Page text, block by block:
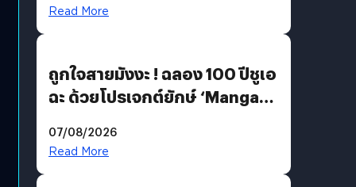
Read More
ถูกใจสายมังงะ ! ฉลอง 100 ปีชูเอ
ฉะ ด้วยโปรเจกต์ยักษ์ ‘Manga
มีภาษาไทยด้วย
07/08/2026
Read More